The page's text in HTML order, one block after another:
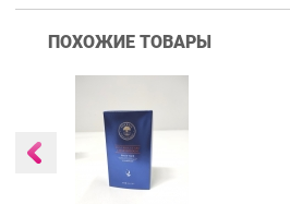
ПОХОЖИЕ ТОВАРЫ